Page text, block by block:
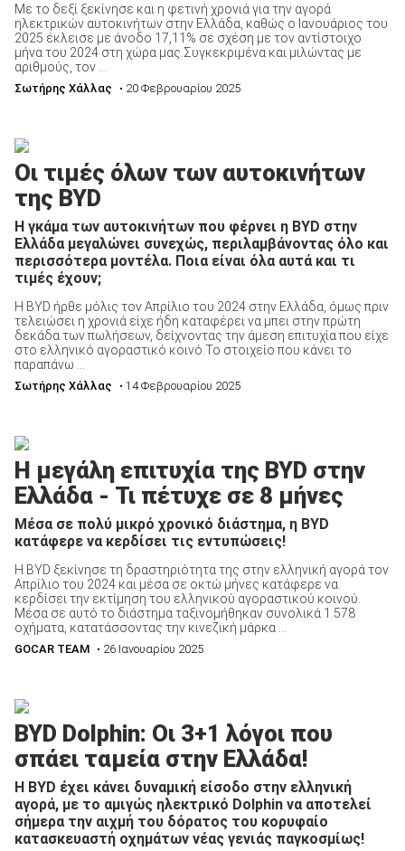
Με το δεξί ξεκίνησε και η φετινή χρονιά για την αγορά
ηλεκτρικών αυτοκινήτων στην Ελλάδα, καθώς ο Ιανουάριος του
2025 έκλεισε με άνοδο 17,11% σε σχέση με τον αντίστοιχο
μήνα του 2024 στη χώρα μας.Συγκεκριμένα και μιλώντας με
αριθμούς, τον ...
Σωτήρης Χάλλας • 20 Φεβρουαρίου 2025
Οι τιμές όλων των αυτοκινήτων
της BYD
Η γκάμα των αυτοκινήτων που φέρνει η BYD στην
Ελλάδα μεγαλώνει συνεχώς, περιλαμβάνοντας όλο και
περισσότερα μοντέλα. Ποια είναι όλα αυτά και τι
τιμές έχουν;
Η BYD ήρθε μόλις τον Απρίλιο του 2024 στην Ελλάδα, όμως πριν
τελειώσει η χρονιά είχε ήδη καταφέρει να μπει στην πρώτη
δεκάδα των πωλήσεων, δείχνοντας την άμεση επιτυχία που είχε
στο ελληνικό αγοραστικό κοινό.Το στοιχείο που κάνει το
παραπάνω ...
Σωτήρης Χάλλας • 14 Φεβρουαρίου 2025
Η μεγάλη επιτυχία της BYD στην
Ελλάδα - Τι πέτυχε σε 8 μήνες
Μέσα σε πολύ μικρό χρονικό διάστημα, η BYD
κατάφερε να κερδίσει τις εντυπώσεις!
Η BYD ξεκίνησε τη δραστηριότητα της στην ελληνική αγορά τον
Απρίλιο του 2024 και μέσα σε οκτώ μήνες κατάφερε να
κερδίσει την εκτίμηση του ελληνικού αγοραστικού κοινού.
Μέσα σε αυτό το διάστημα ταξινομήθηκαν συνολικά 1.578
οχήματα, κατατάσσοντας την κινεζική μάρκα ...
GOCAR TEAM • 26 Ιανουαρίου 2025
BYD Dolphin: Οι 3+1 λόγοι που
σπάει ταμεία στην Ελλάδα!
Η BYD έχει κάνει δυναμική είσοδο στην ελληνική
αγορά, με το αμιγώς ηλεκτρικό Dolphin να αποτελεί
σήμερα την αιχμή του δόρατος τoυ κορυφαίο
κατασκευαστή οχημάτων νέας γενιάς παγκοσμίως!